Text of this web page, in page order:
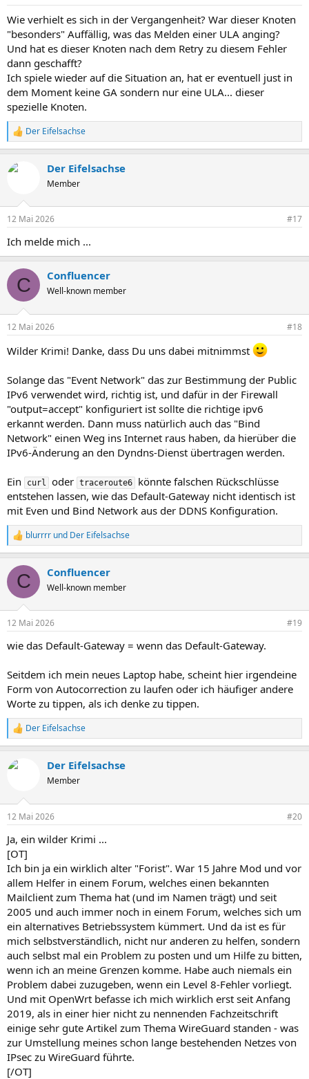
:
Wie verhielt es sich in der Vergangenheit? War dieser Knoten
"besonders" Auffällig, was das Melden einer ULA anging?
Und hat es dieser Knoten nach dem Retry zu diesem Fehler
dann geschafft?
Ich spiele wieder auf die Situation an, hat er eventuell just in
dem Moment keine GA sondern nur eine ULA... dieser
spezielle Knoten.
R
e
k
e
:
Der Eifelsachse
Der Eifelsachse
Member
12 Mai 2026 #17
Ich melde mich ...
C Confluencer
Well-known member
12 Mai 2026 #18
Wilder Krimi! Danke, dass Du uns dabei mitnimmst
Solange das "Event Network" das zur Bestimmung der Public
IPv6 verwendet wird, richtig ist, und dafür in der Firewall
"output=accept" konfiguriert ist sollte die richtige ipv6
erkannt werden. Dann muss natürlich auch das "Bind
Network" einen Weg ins Internet raus haben, da hierüber die
IPv6-Änderung an den Dyndns-Dienst übertragen werden.
Ein curl oder traceroute6
könnte falschen Rückschlüsse
entstehen lassen, wie das Default-Gateway nicht identisch ist
mit Even und Bind Network aus der DDNS Konfiguration.
R
e
k
i
e
:
blurrrr und Der Eifelsachse
C Confluencer
Well-known member
12 Mai 2026 #19
wie das Default-Gateway = wenn das Default-Gateway.
Seitdem ich mein neues Laptop habe, scheint hier irgendeine
Form von Autocorrection zu laufen oder ich häufiger andere
Worte zu tippen, als ich denke zu tippen.
R
e
k
e
:
Der Eifelsachse
Der Eifelsachse
Member
12 Mai 2026 #20
Ja, ein wilder Krimi ...
[OT]
Ich bin ja ein wirklich alter "Forist". War 15 Jahre Mod und vor
allem Helfer in einem Forum, welches einen bekannten
Mailclient zum Thema hat (und im Namen trägt) und seit
2005 und auch immer noch in einem Forum, welches sich um
ein alternatives Betriebssystem kümmert. Und da ist es für
mich selbstverständlich, nicht nur anderen zu helfen, sondern
auch selbst mal ein Problem zu posten und um Hilfe zu bitten,
wenn ich an meine Grenzen komme. Habe auch niemals ein
Problem dabei zuzugeben, wenn ein Level 8-Fehler vorliegt.
Und mit OpenWrt befasse ich mich wirklich erst seit Anfang
2019, als in einer hier nicht zu nennenden Fachzeitschrift
einige sehr gute Artikel zum Thema WireGuard standen - was
zur Umstellung meines schon lange bestehenden Netzes von
IPsec zu WireGuard führte.
[/OT]